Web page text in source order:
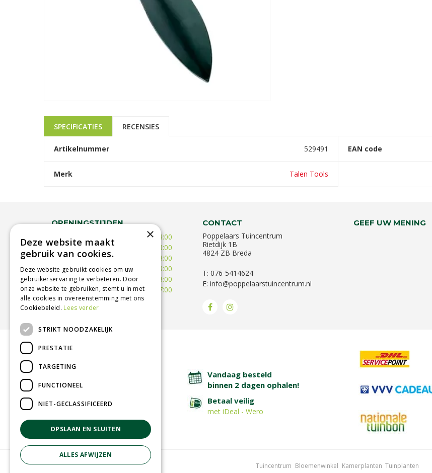
SPECIFICATIES RECENSIES
Artikelnummer 529491 EAN code
Merk Talen Tools
OPENINGSTIJDEN
Maandag
10:00 - 18:00
Dinsdag
09:30 - 18:00
Woensdag
09:30 - 18:00
Donderdag
09:30 - 18:00
Vrijdag
09:00 - 18:00
Zaterdag
09:00 - 17:00
Toon alle openingstijden
CONTACT
Poppelaars Tuincentrum
Rietdijk 1B
4824 ZB Breda
T: 076-5414624
E: info@poppelaarstuincentrum.nl
GEEF UW MENING
BETROUWBARE SERVICE
Vandaag besteld
binnen 2 dagen ophalen!
Afhalen in tuincentrum
Betaal veilig
met iDeal - Wero
Tuincentrum Bloemenwinkel Kamerplanten Tuinplanten
×
Deze website maakt
gebruik van cookies.
Deze website gebruikt cookies om uw
gebruikerservaring te verbeteren. Door
onze website te gebruiken, stemt u in met
alle cookies in overeenstemming met ons
Cookiebeleid. Lees verder
STRIKT NOODZAKELIJK
PRESTATIE
TARGETING
FUNCTIONEEL
NIET-GECLASSIFICEERD
OPSLAAN EN SLUITEN
ALLES AFWIJZEN